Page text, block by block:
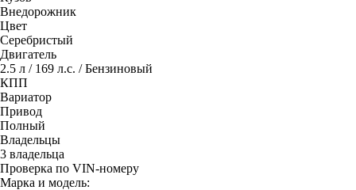
Внедорожник
Цвет
Серебристый
Двигатель
2.5 л / 169 л.с. / Бензиновый
КПП
Вариатор
Привод
Полный
Владельцы
3 владельца
Проверка по VIN-номеру
Марка и модель: